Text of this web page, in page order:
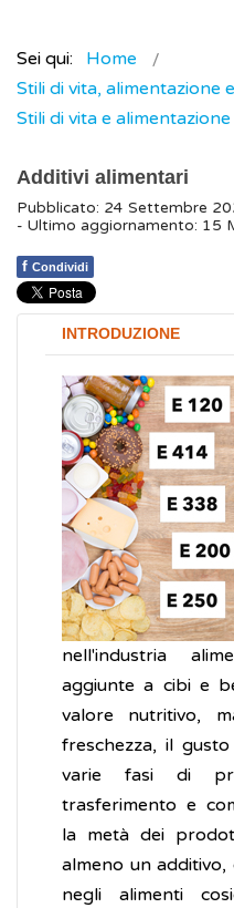
Sei qui:
Home
Stili di vita, alimentazione
Stili di vita e alimentazione
Additivi alimentari
Pubblicato: 24 Settembre
- Ultimo aggiornamento: 15
f Condividi
INTRODUZIONE
nell'industria
aggiunte a cibi e
valore nutritivo,
freschezza, il
varie fasi di
trasferimento e
la metà dei
almeno un
negli alimenti